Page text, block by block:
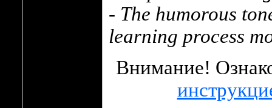
- The humorous
learning process
Внимание!